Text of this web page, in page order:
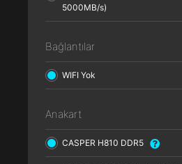
5000MB/s)
Bağlantılar
WIFI Yok
Anakart
CASPER H810 DDR5